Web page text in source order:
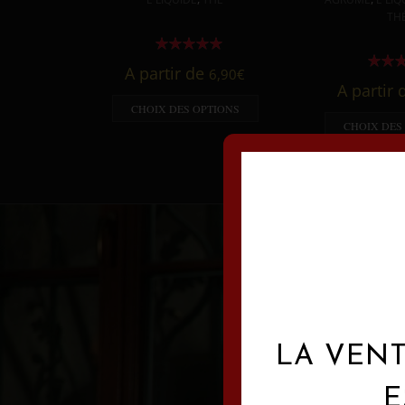
A partir de 6,90€
CHOIX DES OPTIONS
A partir
CHOIX DES
LA